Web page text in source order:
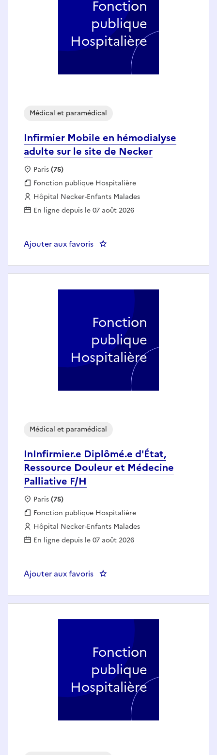
Infirmier Mobile en hémodialyse
adulte sur le site de Necker
Médical et paramédical
Localisation :
Paris(75)
Fonction publique :
Fonction publique Hospitalière
Employeur :
Hôpital Necker-Enfants Malades
En ligne depuis le 07 août 2026
Ajouter aux favoris : Infirmier Mobile en
Fonction
publique
Hospitalière
InInfirmier.e Diplômé.e d'État,
Ressource Douleur et Médecine
Palliative F/H
Médical et paramédical
Localisation :
Paris(75)
Fonction publique :
Fonction publique Hospitalière
Employeur :
Hôpital Necker-Enfants Malades
En ligne depuis le 07 août 2026
Ajouter aux favoris : InInfirmier.e Diplômé.e d'État,
Fonction
publique
Hospitalière
Fonction
publique
Hospitalière